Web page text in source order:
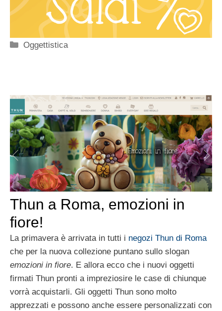
Categorie
Oggettistica
Thun a Roma, emozioni in
fiore!
La primavera è arrivata in tutti i negozi Thun di Roma
che per la nuova collezione puntano sullo slogan
emozioni in fiore. E allora ecco che i nuovi oggetti
firmati Thun pronti a impreziosire le case di chiunque
vorrà acquistarli. Gli oggetti Thun sono molto
apprezzati e possono anche essere personalizzati con